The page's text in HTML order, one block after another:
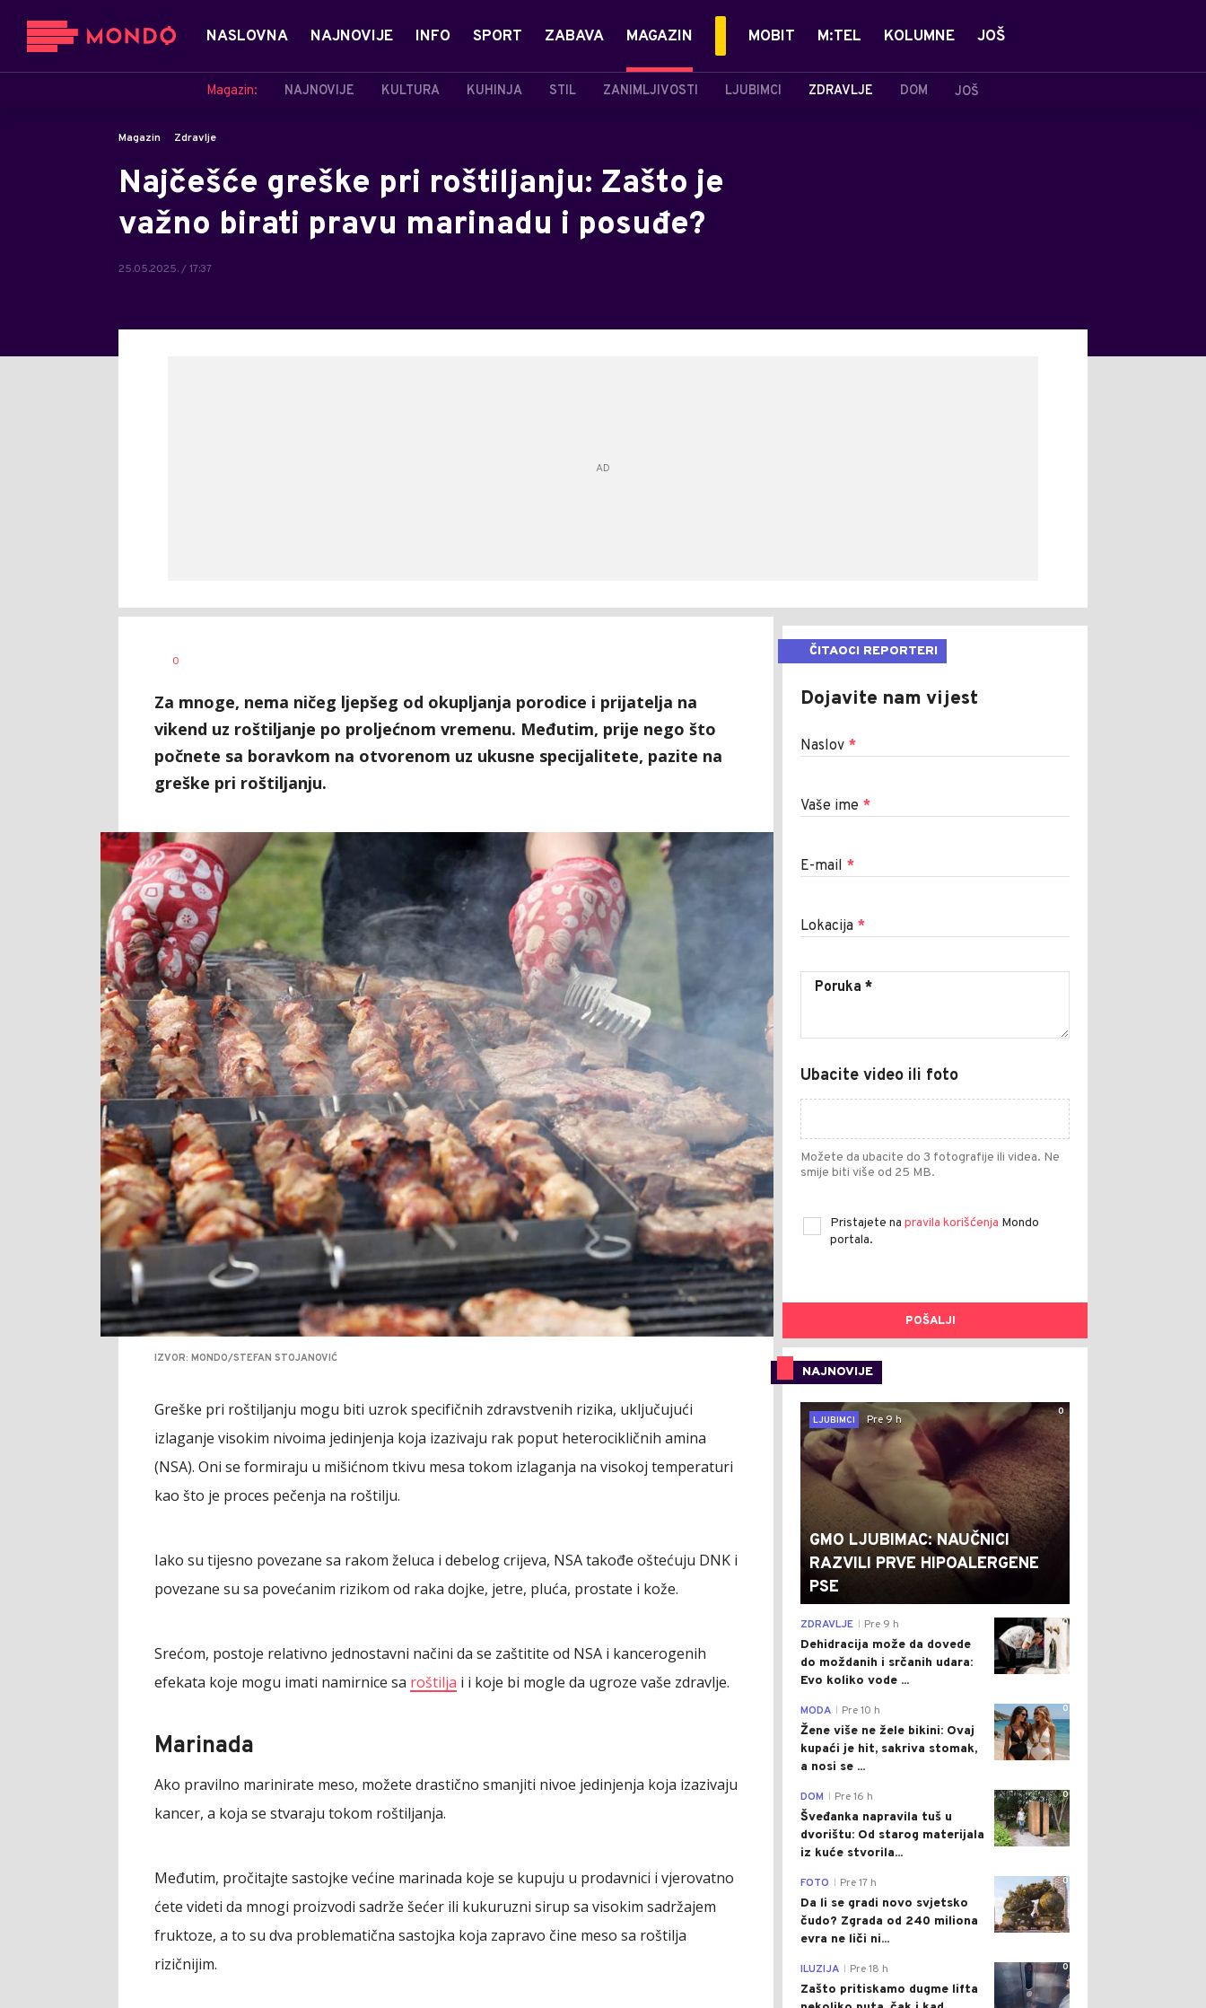
NASLOVNA NAJNOVIJE INFO SPORT ZABAVA MAGAZIN
Magazin: NAJNOVIJE KULTURA KUHINJA STIL ZANIMLJIVOSTI LJUBIMCI ZDRAVLJE DOM JOŠ
MOBIT M:TEL KOLUMNE JOŠ
Magazin Zdravlje
Najčešće greške pri roštiljanju: Zašto je
važno birati pravu marinadu i posuđe?
25.05.2025. / 17:37
AUTOR
0
Za mnoge, nema ničeg ljepšeg od okupljanja porodice i prijatelja na
vikend uz roštiljanje po proljećnom vremenu. Međutim, prije nego što
počnete sa boravkom na otvorenom uz ukusne specijalitete, pazite na
greške pri roštiljanju.
IZVOR: MONDO/STEFAN STOJANOVIĆ
Greške pri roštiljanju mogu biti uzrok specifičnih zdravstvenih rizika, uključujući
izlaganje visokim nivoima jedinjenja koja izazivaju rak poput heterocikličnih amina
(NSA). Oni se formiraju u mišićnom tkivu mesa tokom izlaganja na visokoj temperaturi
kao što je proces pečenja na roštilju.
Iako su tijesno povezane sa rakom želuca i debelog crijeva, NSA takođe oštećuju DNK i
povezane su sa povećanim rizikom od raka dojke, jetre, pluća, prostate i kože.
Srećom, postoje relativno jednostavni načini da se zaštitite od NSA i kancerogenih
efekata koje mogu imati namirnice sa roštilja i i koje bi mogle da ugroze vaše zdravlje.
Marinada
Ako pravilno marinirate meso, možete drastično smanjiti nivoe jedinjenja koja izazivaju
kancer, a koja se stvaraju tokom roštiljanja.
Međutim, pročitajte sastojke većine marinada koje se kupuju u prodavnici i vjerovatno
ćete videti da mnogi proizvodi sadrže šećer ili kukuruzni sirup sa visokim sadržajem
fruktoze, a to su dva problematična sastojka koja zapravo čine meso sa roštilja
rizičnijim.
ČITAOCI REPORTERI
Dojavite nam vijest
Naslov *
Vaše ime *
E-mail *
Lokacija *
Ubacite video ili foto
Možete da ubacite do 3 fotografije ili videa. Ne
smije biti više od 25 MB.
Pristajete na pravila korišćenja Mondo
portala.
POŠALJI
NAJNOVIJE
0
LJUBIMCI
Pre 9 h
GMO LJUBIMAC: NAUČNICI
RAZVILI PRVE HIPOALERGENE
PSE
0
ZDRAVLJE Pre 9 h
Dehidracija može da dovede
do moždanih i srčanih udara:
Evo koliko vode ...
0
MODA Pre 10 h
Žene više ne žele bikini: Ovaj
kupaći je hit, sakriva stomak,
a nosi se ...
0
DOM Pre 16 h
Šveđanka napravila tuš u
dvorištu: Od starog materijala
iz kuće stvorila...
0
FOTO Pre 17 h
Da li se gradi novo svjetsko
čudo? Zgrada od 240 miliona
evra ne liči ni...
0
ILUZIJA Pre 18 h
Zašto pritiskamo dugme lifta